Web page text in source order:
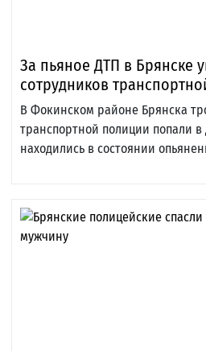
За пьяное ДТП в Брянске
сотрудников
В Фокинском районе Брянска
транспортной полиции попали в
находились в состоянии